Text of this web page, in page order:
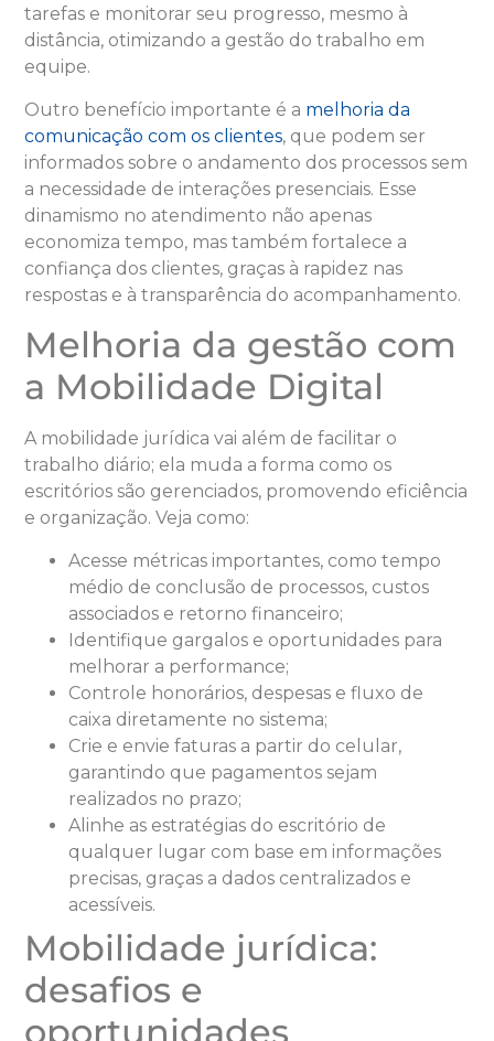
tarefas e monitorar seu progresso, mesmo à
distância, otimizando a gestão do trabalho em
equipe.
Outro benefício importante é a melhoria da
comunicação com os clientes, que podem ser
informados sobre o andamento dos processos sem
a necessidade de interações presenciais. Esse
dinamismo no atendimento não apenas
economiza tempo, mas também fortalece a
confiança dos clientes, graças à rapidez nas
respostas e à transparência do acompanhamento.
Melhoria da gestão com
a Mobilidade Digital
A mobilidade jurídica vai além de facilitar o
trabalho diário; ela muda a forma como os
escritórios são gerenciados, promovendo eficiência
e organização. Veja como:
Acesse métricas importantes, como tempo
médio de conclusão de processos, custos
associados e retorno financeiro;
Identifique gargalos e oportunidades para
melhorar a performance;
Controle honorários, despesas e fluxo de
caixa diretamente no sistema;
Crie e envie faturas a partir do celular,
garantindo que pagamentos sejam
realizados no prazo;
Alinhe as estratégias do escritório de
qualquer lugar com base em informações
precisas, graças a dados centralizados e
acessíveis.
Mobilidade jurídica:
desafios e
oportunidades